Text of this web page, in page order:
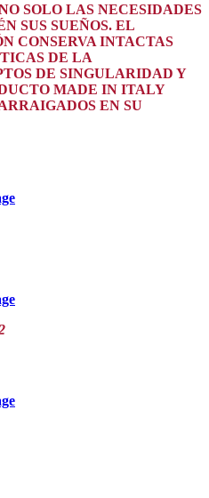
SOLO LAS NECESIDADES
SUS SUEÑOS. EL
CONSERVA INTACTAS
DE LA
DE SINGULARIDAD Y
MADE IN ITALY
EN SU